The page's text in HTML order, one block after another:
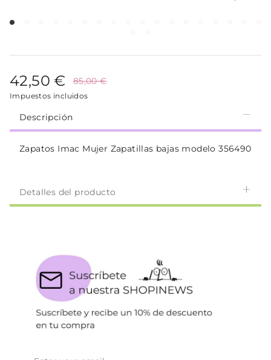
42,50 € 85,00 €
Impuestos incluidos
Descripción
Zapatos Imac Mujer Zapatillas bajas modelo 356490
Detalles del producto